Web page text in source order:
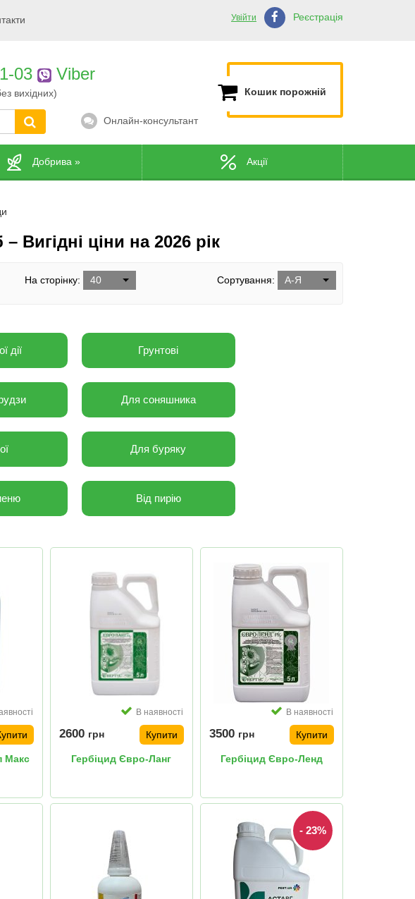
Увійти Реєстрація
03 Viber
вихідних)
Онлайн-консультант
Кошик порожній
Добрива » Акції
Вигідні ціни на 2026 рік
На сторінку: 40 Сортування: А-Я
дії Грунтові
Для соняшника
Для буряку
Від пирію
Макс
В наявності
2600 грн Купити
Гербіцид Євро-Ланг
В наявності
3500 грн Купити
Гербіцид Євро-Ленд
- 23%